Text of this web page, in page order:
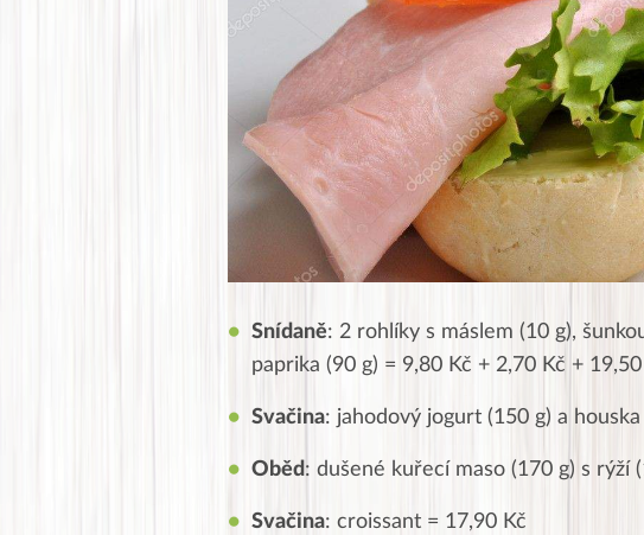
Snídaně: 2 rohlíky s máslem (10 g),
paprika (90 g) = 9,80 Kč + 2,70 Kč +
Svačina: jahodový jogurt (150 g) a
Oběd: dušené kuřecí maso (170 g) s rýží
Svačina: croissant = 17,90 Kč